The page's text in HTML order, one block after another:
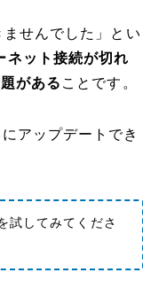
せんでした」とい
ネット接続が切れ
がある ことです。
アップデートでき
試してみてくださ